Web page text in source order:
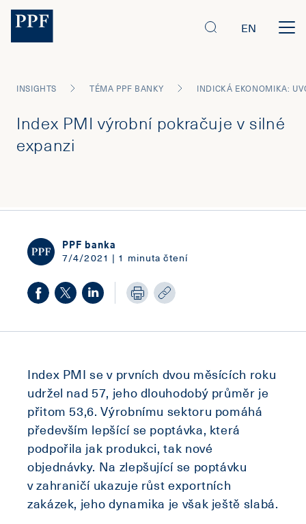
EN
INSIGHTS TÉMA PPF BANKY
Index PMI výrobní pokračuje v silné
expanzi
PPF banka
7/4/2021 | 1 minuta čtení
Index PMI se v prvních dvou měsících roku
udržel nad 57, jeho dlouhodobý průměr je
přitom 53,6. Výrobnímu sektoru pomáhá
především lepšící se poptávka, která
podpořila jak produkci, tak nové
objednávky. Na zlepšující se poptávku
v zahraničí ukazuje růst exportních
zakázek, jeho dynamika je však ještě slabá.